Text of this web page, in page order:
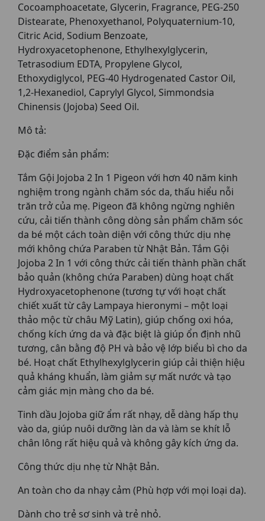
Cocoamphoacetate, Glycerin, Fragrance, PEG-250
Distearate, Phenoxyethanol, Polyquaternium-10,
Citric Acid, Sodium Benzoate,
Hydroxyacetophenone, Ethylhexylglycerin,
Tetrasodium EDTA, Propylene Glycol,
Ethoxydiglycol, PEG-40 Hydrogenated Castor Oil,
1,2-Hexanediol, Caprylyl Glycol, Simmondsia
Chinensis (Jojoba) Seed Oil.
Mô tả:
Đặc điểm sản phẩm:
Tắm Gội Jojoba 2 In 1 Pigeon với hơn 40 năm kinh
nghiệm trong ngành chăm sóc da, thấu hiểu nỗi
trăn trở của mẹ. Pigeon đã không ngừng nghiên
cứu, cải tiến thành công dòng sản phẩm chăm sóc
da bé một cách toàn diện với công thức dịu nhẹ
mới không chứa Paraben từ Nhật Bản. Tắm Gội
Jojoba 2 In 1 với công thức cải tiến thành phần chất
bảo quản (không chứa Paraben) dùng hoạt chất
Hydroxyacetophenone (tương tự với hoạt chất
chiết xuất từ cây Lampaya hieronymi – một loại
thảo mộc từ châu Mỹ Latin), giúp chống oxi hóa,
chống kích ứng da và đặc biệt là giúp ổn định nhũ
tương, cân bằng độ PH và bảo vệ lớp biểu bì cho da
bé. Hoạt chất Ethylhexylglycerin giúp cải thiện hiệu
quả kháng khuẩn, làm giảm sự mất nước và tạo
cảm giác mịn màng cho da bé.
Tinh dầu Jojoba giữ ẩm rất nhạy, dễ dàng hấp thụ
vào da, giúp nuôi dưỡng làn da và làm se khít lỗ
chân lông rất hiệu quả và không gây kích ứng da.
Công thức dịu nhẹ từ Nhật Bản.
An toàn cho da nhạy cảm (Phù hợp với mọi loại da).
Dành cho trẻ sơ sinh và trẻ nhỏ.